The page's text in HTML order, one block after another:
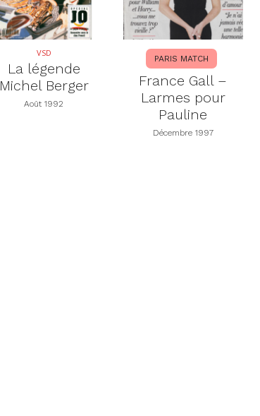
VSD
La légende
Michel Berger
Août 1992
PARIS MATCH
France Gall –
Larmes pour
Pauline
Décembre 1997